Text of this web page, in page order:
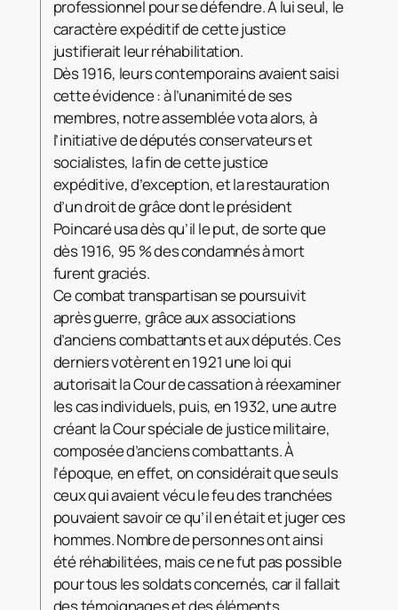
professionnel pour se défendre. À lui seul, le
caractère expéditif de cette justice
justifierait leur réhabilitation.
Dès 1916, leurs contemporains avaient saisi
cette évidence : à l’unanimité de ses
membres, notre assemblée vota alors, à
l’initiative de députés conservateurs et
socialistes, la fin de cette justice
expéditive, d’exception, et la restauration
d’un droit de grâce dont le président
Poincaré usa dès qu’il le put, de sorte que
dès 1916, 95 % des condamnés à mort
furent graciés.
Ce combat transpartisan se poursuivit
après guerre, grâce aux associations
d’anciens combattants et aux députés. Ces
derniers votèrent en 1921 une loi qui
autorisait la Cour de cassation à réexaminer
les cas individuels, puis, en 1932, une autre
créant la Cour spéciale de justice militaire,
composée d’anciens combattants. À
l’époque, en effet, on considérait que seuls
ceux qui avaient vécu le feu des tranchées
pouvaient savoir ce qu’il en était et juger ces
hommes. Nombre de personnes ont ainsi
été réhabilitées, mais ce ne fut pas possible
pour tous les soldats concernés, car il fallait